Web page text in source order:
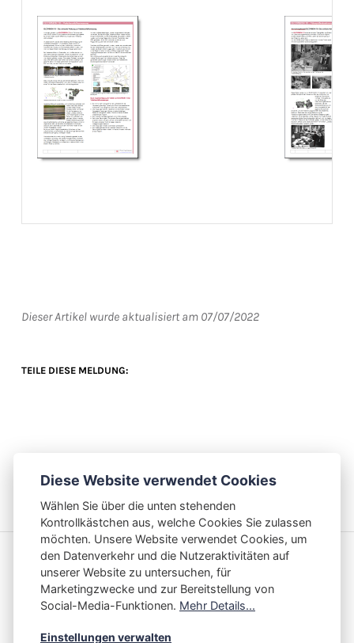
Dieser Artikel wurde aktualisiert am 07/07/2022
TEILE DIESE MELDUNG:
Diese Website verwendet Cookies
Wählen Sie über die unten stehenden
Kontrollkästchen aus, welche Cookies Sie zulassen
möchten. Unsere Website verwendet Cookies, um
den Datenverkehr und die Nutzeraktivitäten auf
unserer Website zu untersuchen, für
Marketingzwecke und zur Bereitstellung von
Social-Media-Funktionen. Mehr Details...
Einstellungen verwalten